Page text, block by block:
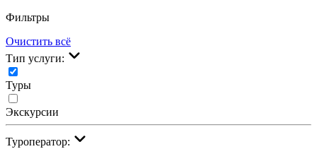
Фильтры
Очистить всё
Тип услуги:
Туры
Экскурсии
Туроператор: